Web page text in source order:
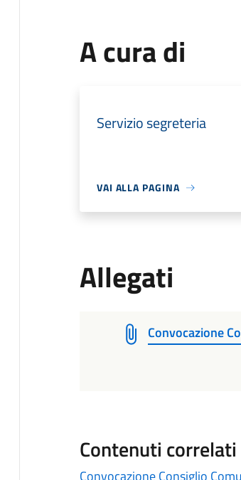
A cura di
Servizio segreteria
VAI ALLA PAGINA
Allegati
Convocazione
Contenuti correlati
Convocazione Consiglio